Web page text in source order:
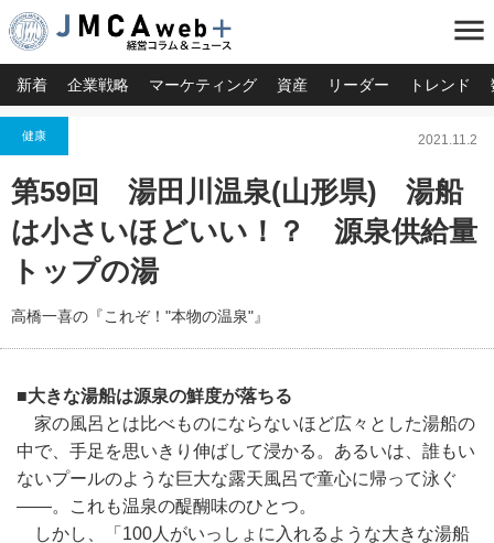
menu
新着 企業戦略 マーケティング 資産 リーダー トレンド
健康 2021.11.2
第59回 湯田川温泉(山形県) 湯船
は小さいほどいい！？ 源泉供給量
トップの湯
高橋一喜の『これぞ！"本物の温泉"』
■大きな湯船は源泉の鮮度が落ちる
家の風呂とは比べものにならないほど広々とした湯船の
中で、手足を思いきり伸ばして浸かる。あるいは、誰もい
ないプールのような巨大な露天風呂で童心に帰って泳ぐ
――。これも温泉の醍醐味のひとつ。
しかし、「100人がいっしょに入れるような大きな湯船